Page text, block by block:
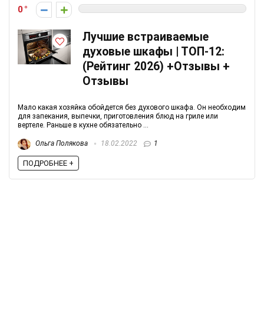
0
Лучшие встраиваемые
духовые шкафы | ТОП-12:
(Рейтинг 2026) +Отзывы +
Отзывы
Мало какая хозяйка обойдется без духового шкафа. Он необходим
для запекания, выпечки, приготовления блюд на гриле или
вертеле. Раньше в кухне обязательно ...
Ольга Полякова 18.02.2022 1
ПОДРОБНЕЕ +